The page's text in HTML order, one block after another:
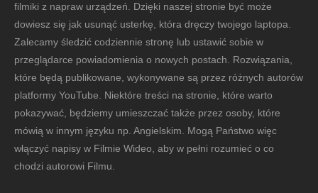
filmiki z napraw urządzeń. Dzięki naszej stronie być może
dowiesz się jak usunąć usterkę, która dręczy twojego laptopa.
Zalecamy śledzić codziennie stronę lub ustawić sobie w
przeglądarce powiadomienia o nowych postach. Rozwiązania,
które będą publikowane, wykonywane są przez różnych autorów
platformy YouTube. Niektóre treści na stronie, które warto
pokazywać, będziemy umieszczać także przez osoby, które
mówią w innym języku np. Angielskim. Mogą Państwo więc
włączyć napisy w Filmie Wideo, aby w pełni rozumieć o co
chodzi autorowi Filmu.